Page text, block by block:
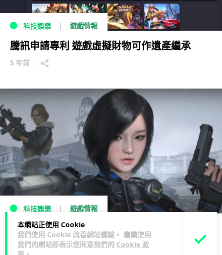
本網站正使用 Cookie
我們使用 Cookie 改善網站體驗。 繼續使用
我們的網站即表示您同意我們的 Cookie 政
科技娛樂 遊戲情報
騰訊申請專利 遊戲虛擬財物可作遺產繼承
5 年前
科技娛樂 遊戲情報
韓國遊戲商因隨機寶箱不公被重罰
8 年前